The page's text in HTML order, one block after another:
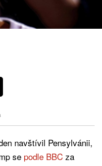
navštívil Pensylvánii,
se podle BBC za